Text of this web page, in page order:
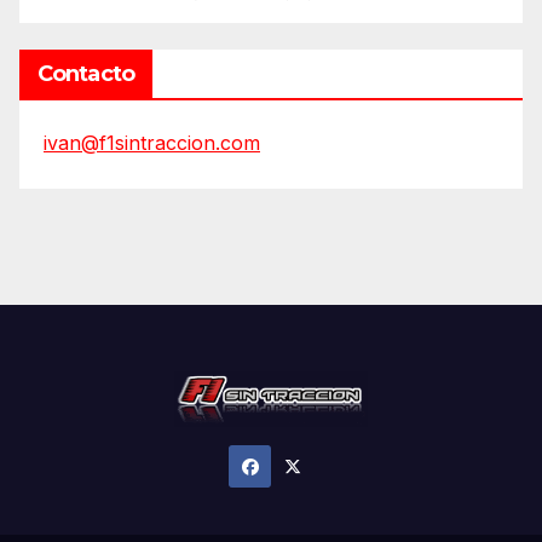
Contacto
ivan@f1sintraccion.com